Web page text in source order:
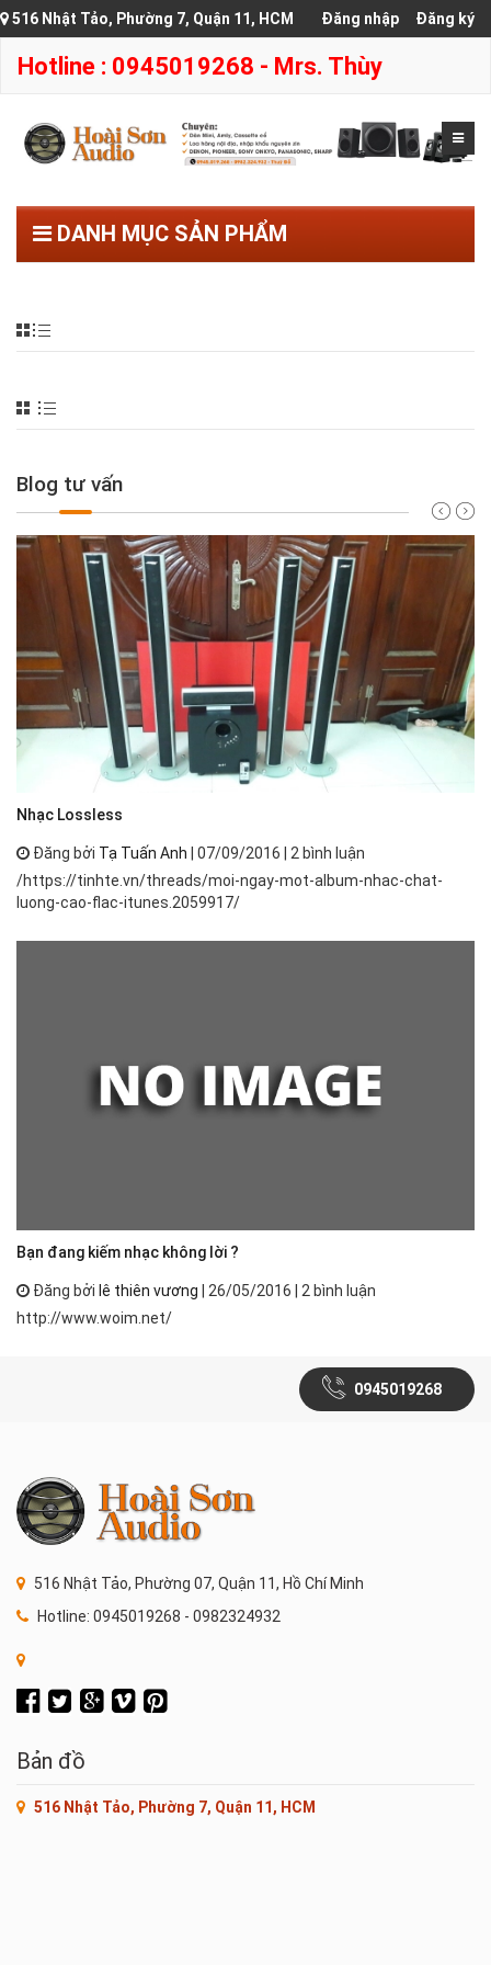
516 Nhật Tảo, Phường 7, Quận 11, HCM Đăng nhập Đăng ký
Hotline : 0945019268 - Mrs. Thùy
DANH MỤC SẢN PHẨM
Blog tư vấn
Nhạc Lossless
Đăng bởi Tạ Tuấn Anh | 07/09/2016 | 2 bình luận
/https://tinhte.vn/threads/moi-ngay-mot-album-nhac-chat-
luong-cao-flac-itunes.2059917/
Bạn đang kiếm nhạc không lời ?
Đăng bởi lê thiên vương | 26/05/2016 | 2 bình luận
http://www.woim.net/
0945019268
516 Nhật Tảo, Phường 07, Quận 11, Hồ Chí Minh
Hotline: 0945019268 - 0982324932
Bản đồ
516 Nhật Tảo, Phường 7, Quận 11, HCM